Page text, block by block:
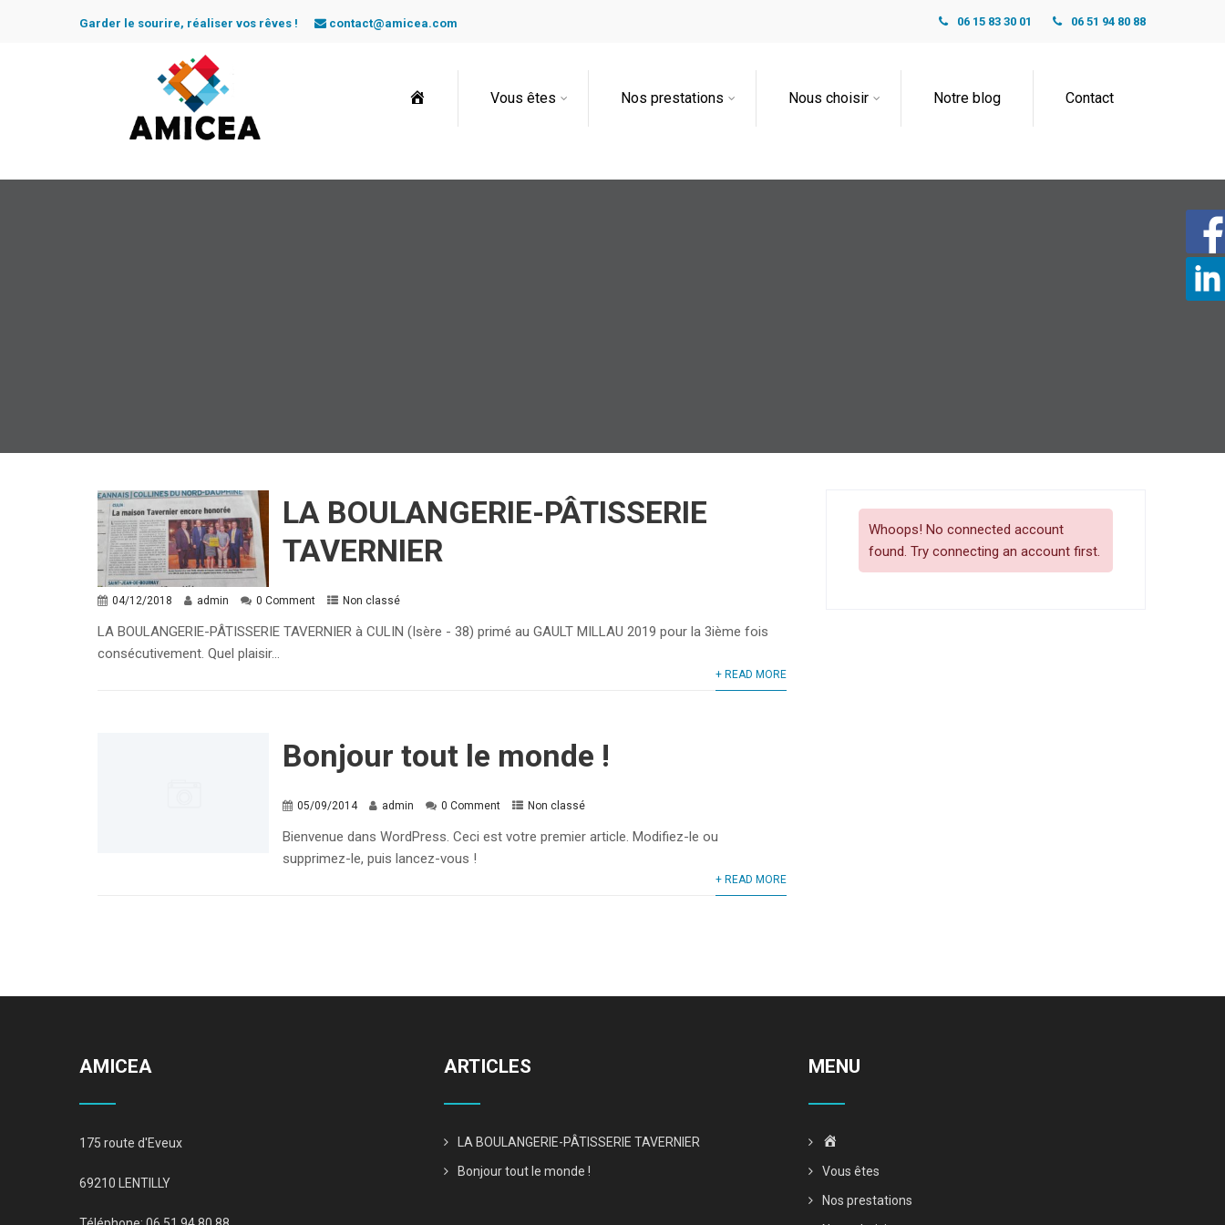
Garder le sourire, réaliser vos rêves ! contact@amicea.com 06 15 83 30 01 06 51 94 80 88
Vous êtes Nos prestations Nous choisir Notre blog Contact
LA BOULANGERIE-PÂTISSERIE
TAVERNIER
04/12/2018 admin 0 Comment Non classé
LA BOULANGERIE-PÂTISSERIE TAVERNIER à CULIN (Isère - 38) primé au GAULT MILLAU 2019 pour la 3ième fois
consécutivement. Quel plaisir...
+ READ MORE
Bonjour tout le monde !
05/09/2014 admin 0 Comment Non classé
Bienvenue dans WordPress. Ceci est votre premier article. Modifiez-le ou
supprimez-le, puis lancez-vous !
+ READ MORE
Whoops! No connected account
found. Try connecting an account first.
AMICEA
175 route d'Eveux
69210 LENTILLY
ARTICLES
LA BOULANGERIE-PÂTISSERIE TAVERNIER
Bonjour tout le monde !
MENU
Vous êtes
Nos prestations